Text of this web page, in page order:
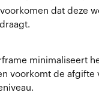
dat deze
minimaliseert
voorkomt de afgifte